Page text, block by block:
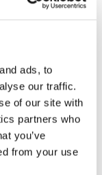
ads, to
our traffic.
of our site with
partners who
you’ve
from your use
de un
Las
prácticas
durante
los